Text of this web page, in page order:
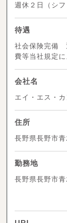
週休２日（シフ
待遇
社会保険完備
費等当社規定に
会社名
エイ・エス・
住所
長野県長野市
勤務地
長野県長野市